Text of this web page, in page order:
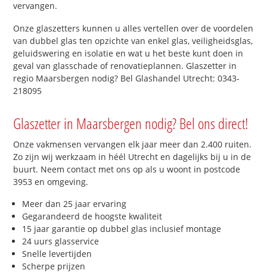
vervangen.
Onze glaszetters kunnen u alles vertellen over de voordelen
van dubbel glas ten opzichte van enkel glas, veiligheidsglas,
geluidswering en isolatie en wat u het beste kunt doen in
geval van glasschade of renovatieplannen. Glaszetter in
regio Maarsbergen nodig? Bel Glashandel Utrecht: 0343-
218095
Glaszetter in Maarsbergen nodig? Bel ons direct!
Onze vakmensen vervangen elk jaar meer dan 2.400 ruiten.
Zo zijn wij werkzaam in héél Utrecht en dagelijks bij u in de
buurt. Neem contact met ons op als u woont in postcode
3953 en omgeving.
Meer dan 25 jaar ervaring
Gegarandeerd de hoogste kwaliteit
15 jaar garantie op dubbel glas inclusief montage
24 uurs glasservice
Snelle levertijden
Scherpe prijzen